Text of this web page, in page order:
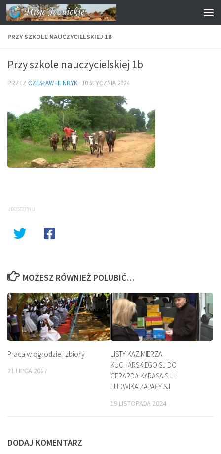
Przejdź do treści
PRZY SZKOLE NAUCZYCIELSKIEJ 1B
Przy szkole nauczycielskiej 1b
PRZEZ CZESŁAW HENRYK · 10 STYCZNIA 2024
UDOSTĘPNIJ
MOŻESZ RÓWNIEŻ POLUBIĆ…
Praca w ogrodzie i zbiory
21 LIPCA 2017
LISTY KAZIMIERZA
KUCHARSKIEGO SJ DO
GERARDA KARASA SJ I
LUDWIKA ZAPAŁY SJ
19 LISTOPADA 2024
DODAJ KOMENTARZ